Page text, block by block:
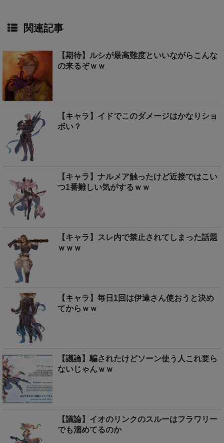
関連記事
【期待】ルシが最高難度といいながらこんな
の来るぞｗｗ
【キャラ】イドでこのダメージはかなりショ
ボい？
【キャラ】ナルメア触ったけど近接ではこい
つ1番難しい気がするｗｗ
【キャラ】スレ内で禁止されてしまった話題
ｗｗｗ
【キャラ】毎日1回は伊達さん使おうと決め
てからｗｗ
【議論】騙されたけどソーン使う人これ要ら
ないじゃんｗｗ
【議論】イオのリンクのスルーはフラワリー
でも溜めてるのか